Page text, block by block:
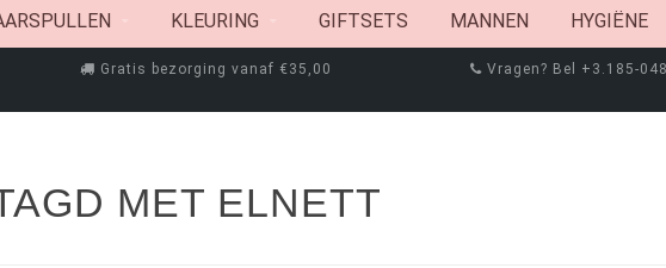
KLEURING GIFTSETS MANNEN HYGIËNE
Gratis bezorging vanaf €35,00 Vragen? Bel +3.185-
MET ELNETT